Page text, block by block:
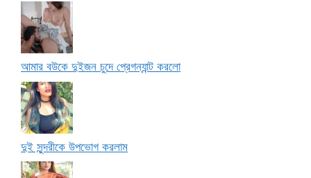
আমার বউকে দুইজন চুদে প্রেগন্যান্ট করলো
দুই সুন্দরীকে উপভোগ করলাম